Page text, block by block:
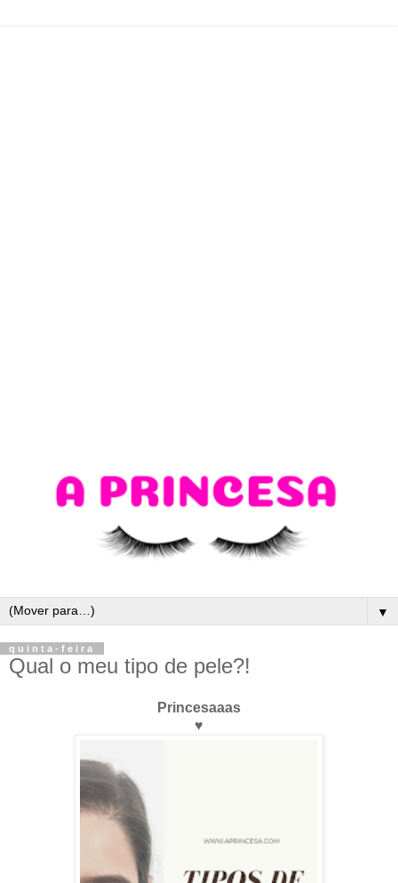
▼
quinta-feira
Qual o meu tipo de pele?!
Princesaaas
♥